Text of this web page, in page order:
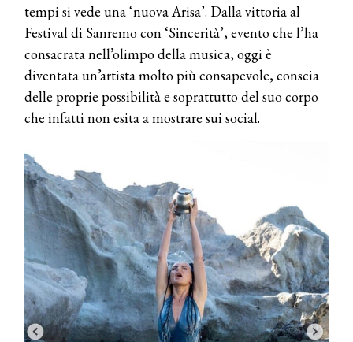
tempi si vede una ‘nuova Arisa’. Dalla vittoria al
Festival di Sanremo con ‘Sincerità’, evento che l’ha
consacrata nell’olimpo della musica, oggi è
diventata un’artista molto più consapevole, conscia
delle proprie possibilità e soprattutto del suo corpo
che infatti non esita a mostrare sui social.